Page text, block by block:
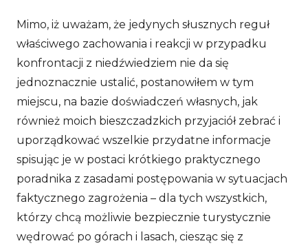
Mimo, iż uważam, że jedynych słusznych reguł
właściwego zachowania i reakcji w przypadku
konfrontacji z niedźwiedziem nie da się
jednoznacznie ustalić, postanowiłem w tym
miejscu, na bazie doświadczeń własnych, jak
również moich bieszczadzkich przyjaciół zebrać i
uporządkować wszelkie przydatne informacje
spisując je w postaci krótkiego praktycznego
poradnika z zasadami postępowania w sytuacjach
faktycznego zagrożenia – dla tych wszystkich,
którzy chcą możliwie bezpiecznie turystycznie
wędrować po górach i lasach, ciesząc się z